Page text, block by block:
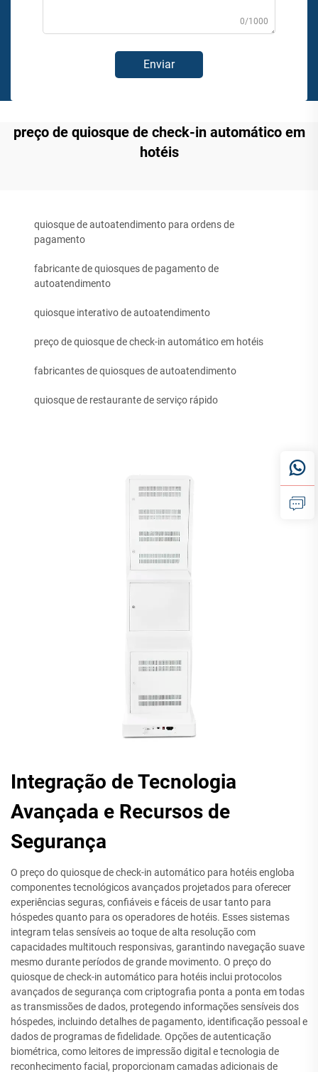
0/1000
Enviar
preço de quiosque de check-in automático em
hotéis
quiosque de autoatendimento para ordens de
pagamento
fabricante de quiosques de pagamento de
autoatendimento
quiosque interativo de autoatendimento
preço de quiosque de check-in automático em hotéis
fabricantes de quiosques de autoatendimento
quiosque de restaurante de serviço rápido
Integração de Tecnologia
Avançada e Recursos de
Segurança
O preço do quiosque de check-in automático para hotéis engloba
componentes tecnológicos avançados projetados para oferecer
experiências seguras, confiáveis e fáceis de usar tanto para
hóspedes quanto para os operadores de hotéis. Esses sistemas
integram telas sensíveis ao toque de alta resolução com
capacidades multitouch responsivas, garantindo navegação suave
mesmo durante períodos de grande movimento. O preço do
quiosque de check-in automático para hotéis inclui protocolos
avançados de segurança com criptografia ponta a ponta em todas
as transmissões de dados, protegendo informações sensíveis dos
hóspedes, incluindo detalhes de pagamento, identificação pessoal e
dados de programas de fidelidade. Opções de autenticação
biométrica, como leitores de impressão digital e tecnologia de
reconhecimento facial, proporcionam camadas adicionais de